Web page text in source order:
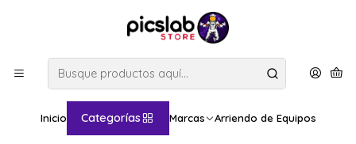
Inicio Categorías Marcas Arriendo de Equipos